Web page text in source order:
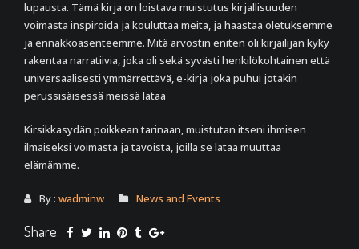
lupausta. Tämä kirja on loistava muistutus kirjallisuuden
voimasta inspiroida ja kouluttaa meitä, ja haastaa oletuksemme
ja ennakkoasenteemme. Mitä arvostin eniten oli kirjailijan kyky
rakentaa narratiivia, joka oli sekä syvästi henkilökohtainen että
universaalisesti ymmärrettävä, e-kirja joka puhui jotakin
perussisäisessä meissä lataa
Kirsikkasydän poikkean tarinaan, muistutan itseni ihmisen
ilmaiseksi voimasta ja tavoista, joilla se lataa muuttaa
elämämme.
By : wadminw News and Events
Share: